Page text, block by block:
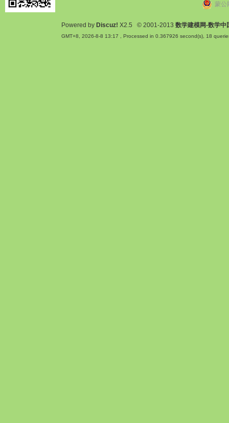
蒙公
Powered by Discuz! X2.5 © 2001-2013 数学建模网-数学中
GMT+8, 2026-8-8 13:17 , Processed in 0.367926 second(s), 18